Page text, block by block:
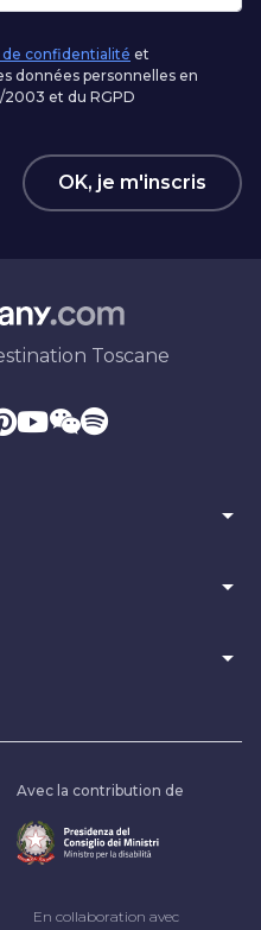
confidentialité et
données personnelles en
et du RGPD
OK, je m'inscris
Toscane
arrow_drop_down
arrow_drop_down
arrow_drop_down
Avec la contribution de
En collaboration avec